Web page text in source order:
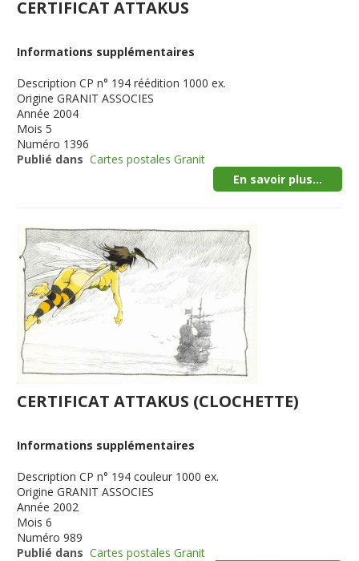
CERTIFICAT ATTAKUS
Informations supplémentaires
Description CP n° 194 réédition 1000 ex.
Origine GRANIT ASSOCIES
Année 2004
Mois 5
Numéro 1396
Publié dans Cartes postales Granit
En savoir plus...
CERTIFICAT ATTAKUS (CLOCHETTE)
Informations supplémentaires
Description CP n° 194 couleur 1000 ex.
Origine GRANIT ASSOCIES
Année 2002
Mois 6
Numéro 989
Publié dans Cartes postales Granit